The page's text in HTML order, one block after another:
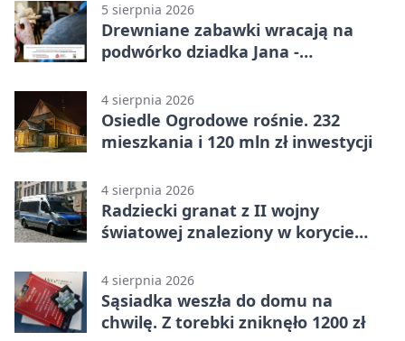
5 sierpnia 2026
Drewniane zabawki wracają na
podwórko dziadka Jana -
4 sierpnia 2026
Osiedle Ogrodowe rośnie. 232
mieszkania i 120 mln zł inwestycji
4 sierpnia 2026
Radziecki granat z II wojny
światowej znaleziony w korycie
4 sierpnia 2026
Sąsiadka weszła do domu na
chwilę. Z torebki zniknęło 1200 zł